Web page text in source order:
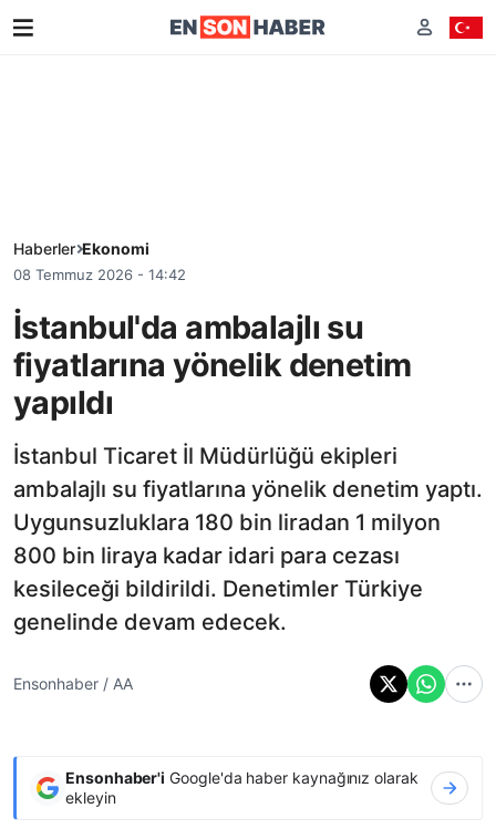
Haberler Ekonomi
08 Temmuz 2026 - 14:42
İstanbul'da ambalajlı su
fiyatlarına yönelik denetim
yapıldı
İstanbul Ticaret İl Müdürlüğü ekipleri
ambalajlı su fiyatlarına yönelik denetim yaptı.
Uygunsuzluklara 180 bin liradan 1 milyon
800 bin liraya kadar idari para cezası
kesileceği bildirildi. Denetimler Türkiye
genelinde devam edecek.
Ensonhaber / AA
Ensonhaber'i Google'da haber kaynağınız olarak
ekleyin